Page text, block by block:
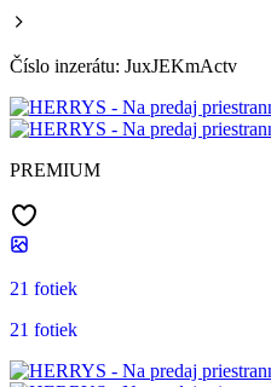
Číslo inzerátu: JuxJEKmActv
PREMIUM
21 fotiek
21 fotiek